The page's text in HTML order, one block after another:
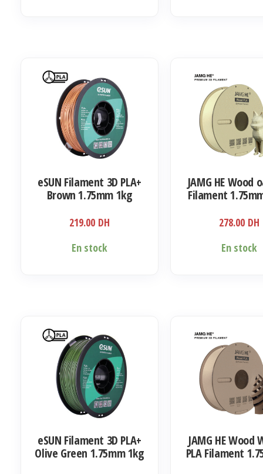
eSUN Filament 3D PLA+
Brown 1.75mm 1kg
219.00 DH
En stock
JAMG HE Wood
Filament
278.00 DH
En stock
eSUN Filament 3D PLA+
Olive Green 1.75mm 1kg
JAMG HE Wood
PLA Filament